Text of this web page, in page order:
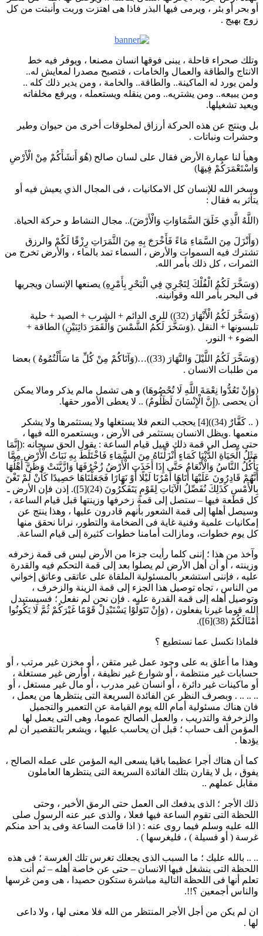
أو بحر أو بئر ، ويرمى فيها البذر فاذا هى اهتزت وربت وأنبتت من كل
زوج بهيج .
وتلك صحراء قاحلة ، يبنى فوقها انسان مصنعا ، ويوفر فيه خط
الانتاج والطاقة والعمال والخامات ، فتصبح مصدرا لمعايش له..
ولمن يورد له الماكينة.. والطاقة.. والخامة ، ومن يدير ذلك كله ..
ومن يبيعه.. ومن يشتريه.. ومن ينقله ويستعمله ، ويرفع مخلفاته
ويعيد تشغيلها.
بل وينتج عن هذه الحركة أرزاق لمخلوقات أخرى من حيوان وطير
وحشرات ونباتات .
وهيأ لنا عمارة الأرض فقال على لسان صالح (هُوَ أَنشَأَكُمْ مِنْ الْأَرْضِ
وَاسْتَعْمَرَكُمْ فِيهَا)
وسخر الله للإنسان كل الامكانيات ، فى المجال الذي يعيش فيه أو
يتأثر به فقال :
(اللَّهُ الَّذِي خَلَقَ السَّمَاوَاتِ وَالْأَرْضَ).. مجال النشاط و حركة الحياة.
(وَأَنْزَلَ مِنَ السَّمَاءِ مَاءً فَأَخْرَجَ بِهِ مِنَ الثَّمَرَاتِ رِزْقًا لَكُمْ والرزق
تشترك فيه السموات والأرض ، السماء تمد بالماء ، والأرض تخرج من
الثمرات ، كل ذلك بأمر الله.
(وَسَخَّرَ لَكُمُ الْفُلْكَ لِتَجْرِيَ فِي الْبَحْرِ بِأَمْرِهِ) يصنعها الإنسان ويجريها
فى البحر بأمر الله وقوانينه.
(وَسَخَّرَ لَكُمُ الْأَنْهَارَ (32)) للرى الدائم + الشرب + الصيد + حلية
تلبسونها + النقل .(وَسَخَّرَ لَكُمُ الشَّمْسَ وَالْقَمَرَ دَائِبَيْنِ) الطاقة +
الضوء + النور.
(وَسَخَّرَ لَكُمُ اللَّيْلَ وَالنَّهَارَ (33))…(وَآتَاكُمْ مِنْ كُلِّ مَا سَأَلْتُمُوهُ ) بعضا
من طلبات الانسان .
(وَإِنْ تَعُدُّوا نِعْمَةَ اللَّهِ لَا تُحْصُوهَا) و هى تشمل مالم يذكر ومالا يمكن
أن يحصى .(إِنَّ الْإِنْسَانَ لَظَلُومٌ) .. لا يعطى الأمور حقها.
( .. كَفَّارٌ (34))[4] يحجب النعم فلا يستغلها ولا يستثمرها ولا يشكر
منعمها .ويظل الانسان يستثمر فى الأرض ، ويستعمره الله فيها ،
حتى يصل الى قمة ذلك قبيل قيام الساعة : يقول الحق سبحانه :(إِنَّمَا
مَثَلُ الْحَيَاةِ الدُّنْيَا كَمَاءٍ أَنْزَلْنَاهُ مِنَ السَّمَاءِ فَاخْتَلَطَ بِهِ نَبَاتُ الْأَرْضِ مِمَّا
يَأْكُلُ النَّاسُ وَالْأَنْعَامُ حَتَّى إِذَا أَخَذَتِ الْأَرْضُ زُخْرُفَهَا وَازَّيَّنَتْ وَظَنَّ أَهْلُهَا
أَنَّهُمْ قَادِرُونَ عَلَيْهَا أَتَاهَا أَمْرُنَا لَيْلًا أَوْ نَهَارًا فَجَعَلْنَاهَا حَصِيدًا كَأَنْ لَمْ تَغْنَ
بِالْأَمْسِ كَذَلِكَ نُفَصِّلُ الْآيَاتِ لِقَوْمٍ يَتَفَكَّرُونَ (24)[5]). إذن فإن الأرض ـ
كل قطعة فيها – ستصل إلى قمة زخرفها وزينتها قبل قيام الساعة ،
وسيصل أهلها إلى قمة الشعور بأنهم قادرون عليها ، وهذا ينتج عن
إمكانيات علمية وفنية غاية فى الضخامة والتطور، نرانا نحقق منها
كل يوم خطوات، ومازالت أمامنا خطوات كثيرة إلى قيام الساعة.
وآخذ من هذا ؛ إننى كلما رأيت جزءا من الأرض ليس فى قمة زخرفه
وزينته ، أو أن أهل الأرض لم يصلوا بعد إلى قمة التحكم فيه والقدرة
عليه ، فإننى استشعر بالمسئولية الملقاة على عاتقى وعاتق إخواني
من الناس ، تجاه توصيل هذا الجزء إلى قمة الزينة والزخرف ،
وتوصيل أهله إلى قمة القدرة عليه . فإن نحن لم نفعل ؛ فسيستبدل
الله قوما غيرنا يفعلون ، (وَإِنْ تَتَوَلَّوْا يَسْتَبْدِلْ قَوْمًا غَيْرَكُمْ ثُمَّ لَا يَكُونُوا
أَمْثَالَكُمْ (38)[6]).
فلماذا نكسل عما نستطيع ؟
وهذا ما أعلق به على وجود عمل غير متقن ، أو مخزن غير مرتب ، أو
حسابات غير منتظمة ، أو شوارع غير نظيفة ، أوأرض غير مستغلة ،
أو ماكينات غير دائرة ، أو انسان غير مدرب ، أو مال غير مستغل ، أو
.. .. .. . وبصرف النظر عن الفائدة السريعة التى ينتظرها من يعمل ،
فان هناك مسئولية أمام الله يوم القيامة عن التعمير والتجميل
والزخرفة والتدريب ، والعمل الصالح عموما، وهى التى يعمل لها
المؤمن ألف حساب ؛ قبل أن يحاسب عليها ، ويشعر بالتقصير ان لم
يؤدها .
كما أن هناك أجرا عظيما باقيا يسعى اليه المؤمن على عمله الصالح ،
يفوق ، بل لا يقارن بتلك الفائدة السريعة التى ينتظرها العاملون
مقابل عملهم ..
ذلك الأجر ؛ الذى يدفعك الى العمل حتى الرمق الأخير ، وحتى
اللحظة التى تقوم الساعة فيها فعلا ، والذى عبر عنه الرسول صلى
الله عليه وسلم فيما روى عنه : ( اذا قامت الساعة وفى يد أحد منكم
غرسة ( أو فسيلة ) ، فليغرسها ) .
.. .. بالله عليك ؛ ما السبب الذى يجعلك تغرس تلك الغرسة ؛ فى هذه
اللحظة التى ينشغل فيها الانسان – حتى عن خاصة أهله – ثم أنت
تعلم أنها فى اللحظة التالية مباشرة ستكون حصيدا ، هى ومن غرسها
والناس أجمعين ؟!!.
ان لم يكن من أجل الأجر المنتظر من الله فلا معنى لها ، ولا داعى
لها .